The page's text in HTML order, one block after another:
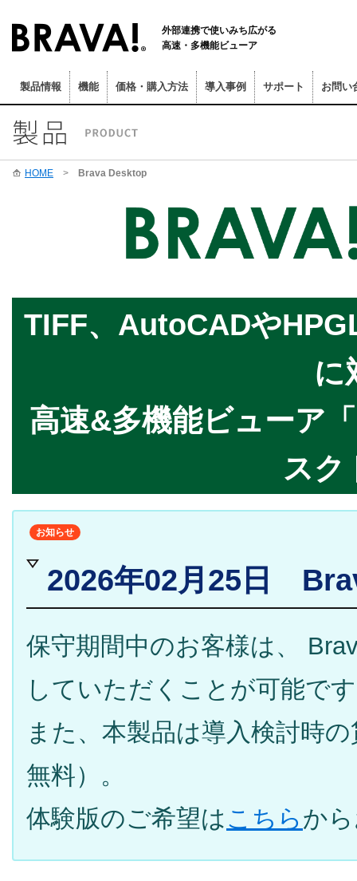
外部連携で使いみち広がる
高速・多機能ビューア
製品情報 機能 価格・購入方法 導入事例 サポート お問い
HOME > Brava Desktop
TIFF、AutoCADや
に
高速&多機能ビューア
スク
お知らせ
2026年02月25日
保守期間中のお客様は、
していただくことが可能で
また、本製品は導入検討時
無料）。
体験版のご希望はこちら か